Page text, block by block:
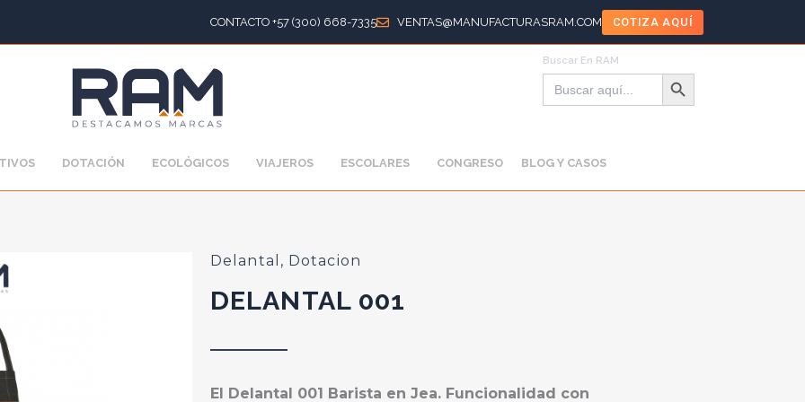
CONTACTO +57 (300) 668-7335 VENTAS@MANUFACTURASRAM.COM COTIZA AQUÍ
Buscar En RAM
Buscar: Botón de búsqueda
DOTACIÓN ECOLÓGICOS VIAJEROS ESCOLARES CONGRESO BLOG Y CASOS
Delantal , Dotacion
DELANTAL 001
El Delantal 001 Barista en Jea. Funcionalidad con